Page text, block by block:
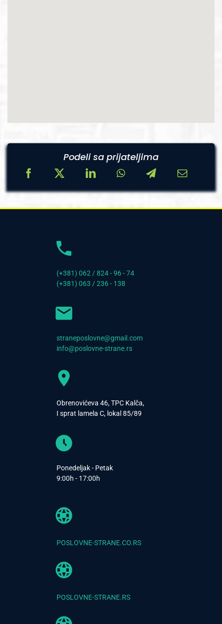
Podeli sa prijateljima
(+381) 062 / 824 - 96 - 74
(+381) 063 / 236 - 138
straneposlovne@gmail.com
info@poslovne-strane.rs
Obrenovićeva 46, TPC Kalča,
I sprat lamela C, lokal 85/89
Ponedeljak - Petak
9:00h - 17:00h
POSLOVNE-STRANE.CO.RS
POSLOVNE-STRANE.RS